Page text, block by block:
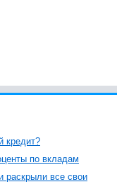
кредит?
по вкладам
раскрыли все свои